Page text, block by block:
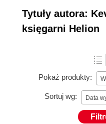
Tytuły autora:
księgarni Helion
Pokaż produkty:
Sortuj wg: Data